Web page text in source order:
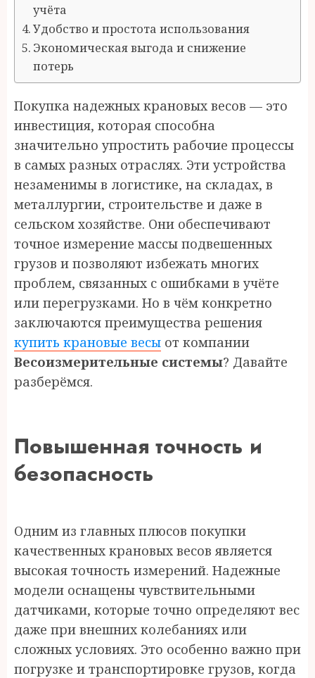
учёта
Удобство и простота использования
Экономическая выгода и снижение
потерь
Покупка надежных крановых весов — это
инвестиция, которая способна
значительно упростить рабочие процессы
в самых разных отраслях. Эти устройства
незаменимы в логистике, на складах, в
металлургии, строительстве и даже в
сельском хозяйстве. Они обеспечивают
точное измерение массы подвешенных
грузов и позволяют избежать многих
проблем, связанных с ошибками в учёте
или перегрузками. Но в чём конкретно
заключаются преимущества решения
купить крановые весы от компании
Весоизмерительные системы? Давайте
разберёмся.
Повышенная точность и
безопасность
Одним из главных плюсов покупки
качественных крановых весов является
высокая точность измерений. Надежные
модели оснащены чувствительными
датчиками, которые точно определяют вес
даже при внешних колебаниях или
сложных условиях. Это особенно важно при
погрузке и транспортировке грузов, когда